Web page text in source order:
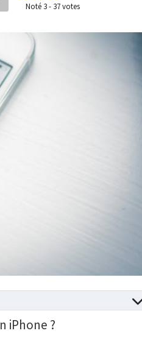
Noté 3- 37 votes
iPhone ?